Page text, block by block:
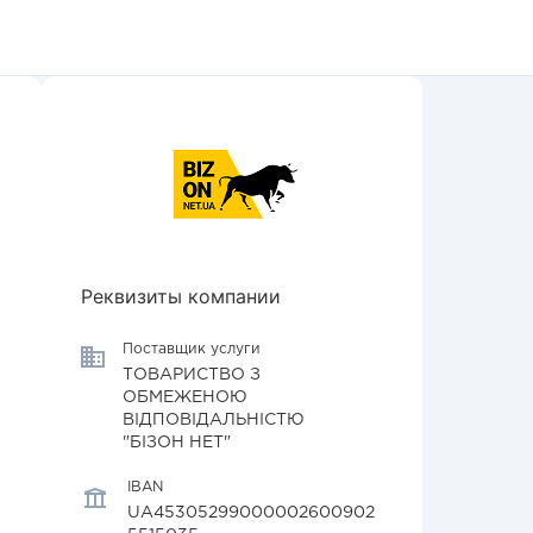
Реквизиты компании
Поставщик услуги
ТОВАРИСТВО З
ОБМЕЖЕНОЮ
ВІДПОВІДАЛЬНІСТЮ
"БІЗОН НЕТ"
IBAN
UA45305299000002600902